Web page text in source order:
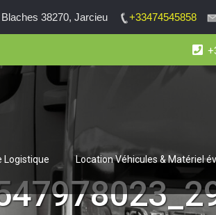
38270, Jarcieu +33474545858
Logistique Location Véhicules & Matériel